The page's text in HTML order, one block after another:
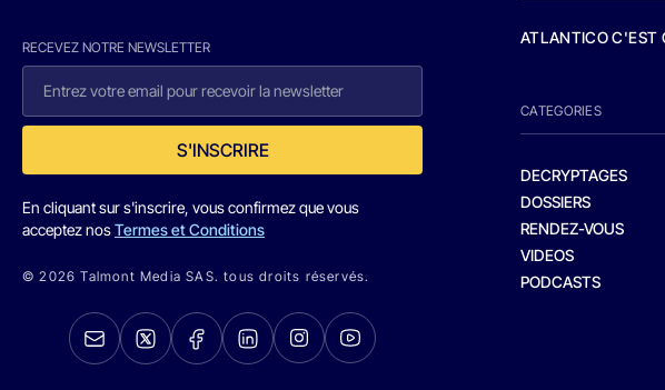
RECEVEZ NOTRE NEWSLETTER
S'INSCRIRE
En cliquant sur s'inscrire, vous confirmez que vous
acceptez nosTermes et Conditions
© 2026 Talmont Media SAS. tous droits réservés.
ATLANTICO C'EST
CATEGORIES
DECRYPTAGES
DOSSIERS
RENDEZ-VOUS
VIDEOS
PODCASTS